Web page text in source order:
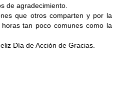
de agradecimiento.
que otros comparten y por la
tan poco comunes como la
Día de Acción de Gracias.